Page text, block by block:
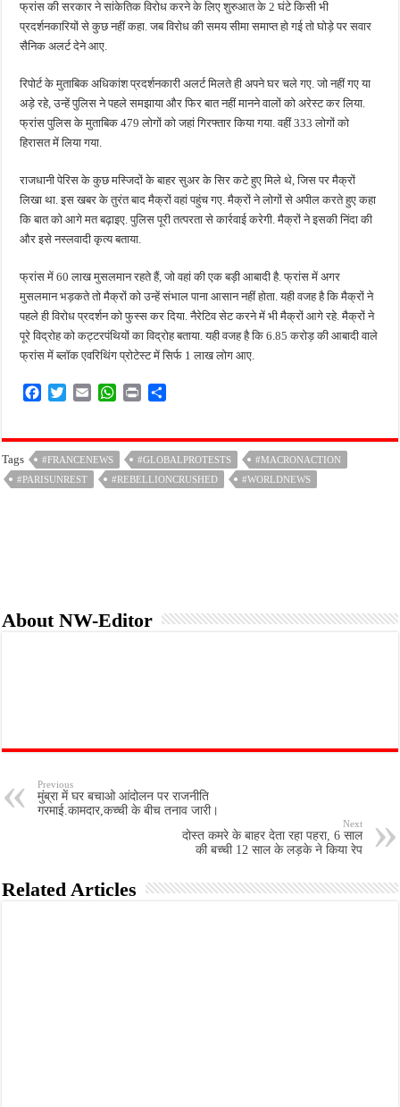
फ्रांस की सरकार ने सांकेतिक विरोध करने के लिए शुरुआत के 2 घंटे किसी भी
प्रदर्शनकारियों से कुछ नहीं कहा. जब विरोध की समय सीमा समाप्त हो गई तो घोड़े पर सवार
सैनिक अलर्ट देने आए.
रिपोर्ट के मुताबिक अधिकांश प्रदर्शनकारी अलर्ट मिलते ही अपने घर चले गए. जो नहीं गए या
अड़े रहे, उन्हें पुलिस ने पहले समझाया और फिर बात नहीं मानने वालों को अरेस्ट कर लिया.
फ्रांस पुलिस के मुताबिक 479 लोगों को जहां गिरफ्तार किया गया. वहीं 333 लोगों को
हिरासत में लिया गया.
राजधानी पेरिस के कुछ मस्जिदों के बाहर सुअर के सिर कटे हुए मिले थे, जिस पर मैक्रों
लिखा था. इस खबर के तुरंत बाद मैक्रों वहां पहुंच गए. मैक्रों ने लोगों से अपील करते हुए कहा
कि बात को आगे मत बढ़ाइए. पुलिस पूरी तत्परता से कार्रवाई करेगी. मैक्रों ने इसकी निंदा की
और इसे नस्लवादी कृत्य बताया.
फ्रांस में 60 लाख मुसलमान रहते हैं, जो वहां की एक बड़ी आबादी है. फ्रांस में अगर
मुसलमान भड़कते तो मैक्रों को उन्हें संभाल पाना आसान नहीं होता. यही वजह है कि मैक्रों ने
पहले ही विरोध प्रदर्शन को फुस्स कर दिया. नैरेटिव सेट करने में भी मैक्रों आगे रहे. मैक्रों ने
पूरे विद्रोह को कट्टरपंथियों का विद्रोह बताया. यही वजह है कि 6.85 करोड़ की आबादी वाले
फ्रांस में ब्लॉक एवरिथिंग प्रोटेस्ट में सिर्फ 1 लाख लोग आए.
e
b
o
t
t
e
i
l
W
t
A
n
t
r
e
Tags #FRANCENEWS #GLOBALPROTESTS
#MACRONACTION
#PARISUNREST
#REBELLIONCRUSHED #WORLDNEWS
About NW-Editor
Previous
मुंब्रा में घर बचाओ आंदोलन पर राजनीति
गरमाई.कामदार,कच्ची के बीच तनाव जारी।
Next
दोस्त कमरे के बाहर देता रहा पहरा, 6 साल
की बच्ची 12 साल के लड़के ने किया रेप
Related Articles